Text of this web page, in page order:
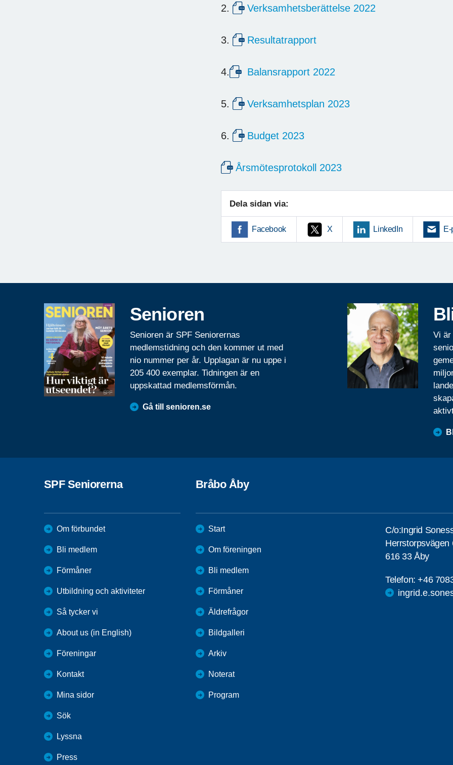
2. Verksamhetsberättelse 2022
3. Resultatrapport
4. Balansrapport 2022
5. Verksamhetsplan 2023
6. Budget 2023
Årsmötesprotokoll 2023
Dela sidan via:
Facebook X LinkedIn
Senioren
Senioren är SPF Seniorernas
medlemstidning och den kommer ut med
nio nummer per år. Upplagan är nu uppe i
205 400 exemplar. Tidningen är en
uppskattad medlemsförmån.
Gå till senioren.se
Vi är
SPF Seniorerna
Om förbundet
Bli medlem
Förmåner
Utbildning och aktiviteter
Så tycker vi
About us (in English)
Föreningar
Kontakt
Mina sidor
Sök
Lyssna
Press
Bråbo Åby
Start
Om föreningen
Bli medlem
Förmåner
Äldrefrågor
Bildgalleri
Arkiv
Noterat
Program
C/o:Ingrid
Herrstorpsvägen
616 33 Åby
Telefon:+46